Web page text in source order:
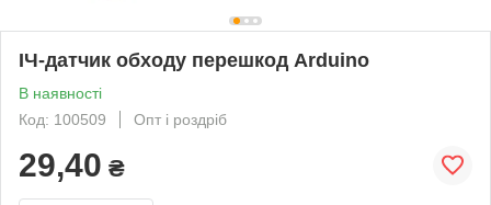
ІЧ-датчик обходу перешкод Arduino
В наявності
Код: 100509
Опт і роздріб
29,40 ₴